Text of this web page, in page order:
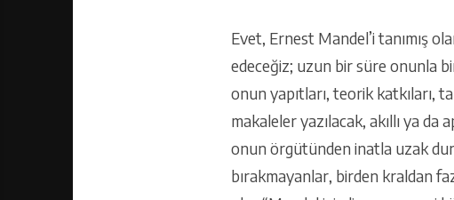
Evet, Ernest Mandel’i tanımış
edeceğiz; uzun bir süre onunla
onun yapıtları, teorik katkıları,
makaleler yazılacak, akıllı ya
onun örgütünden inatla uzak
bırakmayanlar, birden kraldan